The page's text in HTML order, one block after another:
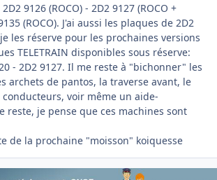
9126 (ROCO) - 2D2 9127 (ROCO +
(ROCO). J'ai aussi les plaques de 2D2
les réserve pour les prochaines versions
TELETRAIN disponibles sous réserve:
- 2D2 9127. Il me reste à "bichonner" les
archets de pantos, la traverse avant, le
voir même un aide-
reste, je pense que ces machines sont
de la prochaine "moisson" koiquesse